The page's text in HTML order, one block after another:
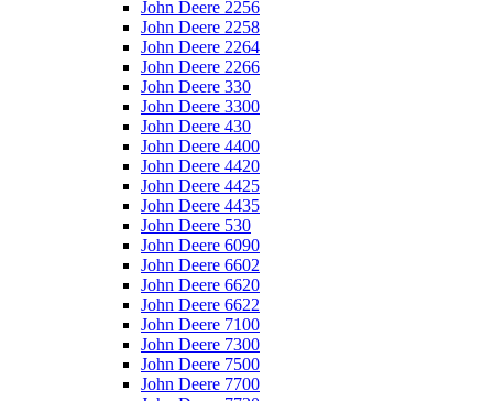
John Deere 2256
John Deere 2258
John Deere 2264
John Deere 2266
John Deere 330
John Deere 3300
John Deere 430
John Deere 4400
John Deere 4420
John Deere 4425
John Deere 4435
John Deere 530
John Deere 6090
John Deere 6602
John Deere 6620
John Deere 6622
John Deere 7100
John Deere 7300
John Deere 7500
John Deere 7700